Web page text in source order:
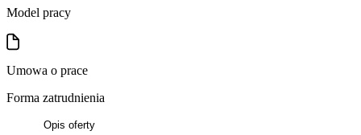
Model pracy
Umowa o prace
Forma zatrudnienia
Opis oferty